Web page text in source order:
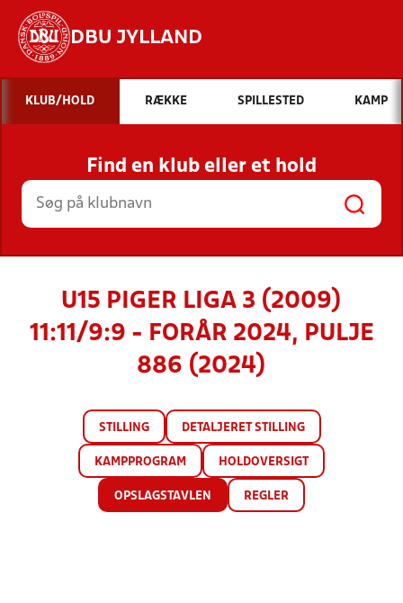
DBU JYLLAND
Hvad vil du søge efter?
INDHOLD OG NYHEDER
STILLINGER, RESULTATER, KLUBBER OG
HOLD
KLUB/HOLD RÆKKE SPILLESTED KAMP
Find en klub eller et hold
U15 PIGER LIGA 3 (2009)
11:11/9:9 - FORÅR 2024, PULJE
886 (2024)
STILLING DETALJERET STILLING
KAMPPROGRAM HOLDOVERSIGT
OPSLAGSTAVLEN REGLER